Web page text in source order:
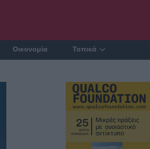
Οικονομία Τοπικά